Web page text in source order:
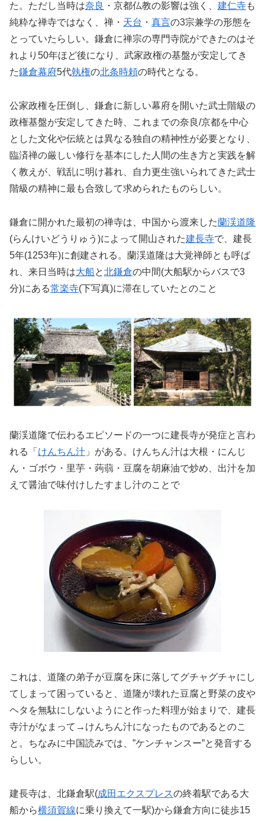
た。ただし当時は奈良 ・京都仏教の影響は強く、 建仁寺も
純粋な禅寺ではなく、禅・ 天台 ・ 真言の3宗兼学の形態を
とっていたらしい。鎌倉に禅宗の専門寺院ができたのはそ
れより50年ほど後になり、武家政権の基盤が安定してき
た鎌倉幕府5代執権の北条時頼の時代となる。
公家政権を圧倒し、鎌倉に新しい幕府を開いた武士階級の
政権基盤が安定してきた時、これまでの奈良/京都を中心
とした文化や伝統とは異なる独自の精神性が必要となり、
臨済禅の厳しい修行を基本にした人間の生き方と実践を解
く教えが、戦乱に明け暮れ、自力更生強いられてきた武士
階級の精神に最も合致して求められたものらしい。
鎌倉に開かれた最初の禅寺は、中国から渡来した蘭渓道隆
(らんけいどうりゅう)によって開山された建長寺で、建長
5年(1253年)に創建される。蘭渓道隆は大覚禅師とも呼ば
れ、来日当時は大船と北鎌倉の中間(大船駅からバスで3
分)にある常楽寺(下写真)に滞在していたとのこと
蘭渓道隆で伝わるエピソードの一つに建長寺が発症と言わ
れる「 けんちん汁 」がある。けんちん汁は大根・にんじ
ん・ゴボウ・里芋・蒟蒻・豆腐を胡麻油で炒め、出汁を加
えて醤油で味付けしたすまし汁のことで
これは、道隆の弟子が豆腐を床に落してグチャグチャにし
てしまって困っていると、道隆が壊れた豆腐と野菜の皮や
ヘタを無駄にしないようにと作った料理が始まりで、建長
寺汁がなまって→けんちん汁になったものであるとのこ
と。ちなみに中国読みでは、”ケンチャンスー”と発音する
らしい。
建長寺は、北鎌倉駅(成田エクスプレスの終着駅である大
船から横須賀線に乗り換えて一駅)から鎌倉方向に徒歩15